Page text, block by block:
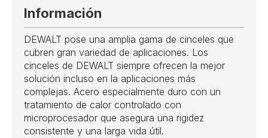
Información
DEWALT pose una amplia gama de cinceles que
cubren gran variedad de aplicaciones. Los
cinceles de DEWALT siempre ofrecen la mejor
solución incluso en la aplicaciones más
complejas. Acero especialmente duro con un
tratamiento de calor controlado con
microprocesador que asegura una rigidez
consistente y una larga vida útil.